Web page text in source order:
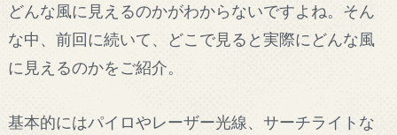
どんな風に見えるのかがわからないですよね。そん
な中、前回に続いて、どこで見ると実際にどんな風
に見えるのかをご紹介。
基本的にはパイロやレーザー光線、サーチライトな